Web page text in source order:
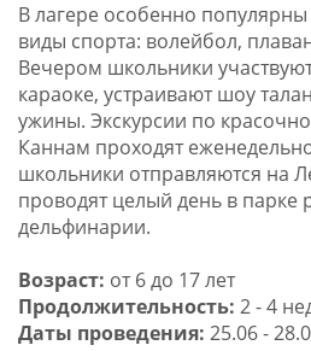
В лагере особенно
виды спорта: волейбол,
Вечером школьники
караоке, устраивают шоу
ужины. Экскурсии по
Каннам проходят
школьники отправляются на
проводят целый день в парке
дельфинарии.
Возраст: от 6 до 17 лет
Продолжительность: 2 - 4
Даты проведения: 25.06 -